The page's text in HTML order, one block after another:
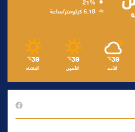
21%
5.18 كيلومتر/ساعة
39
℃
الأحد
39
℃
الأثنين
39
℃
الثلاثاء